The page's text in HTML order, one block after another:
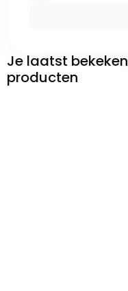
Je laatst bekeken
producten